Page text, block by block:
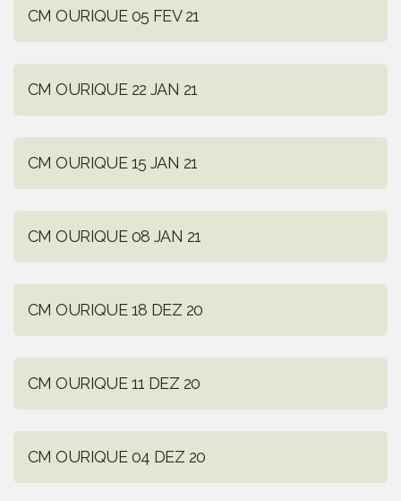
CM OURIQUE 05 FEV 21
CM OURIQUE 22 JAN 21
CM OURIQUE 15 JAN 21
CM OURIQUE 08 JAN 21
CM OURIQUE 18 DEZ 20
CM OURIQUE 11 DEZ 20
CM OURIQUE 04 DEZ 20